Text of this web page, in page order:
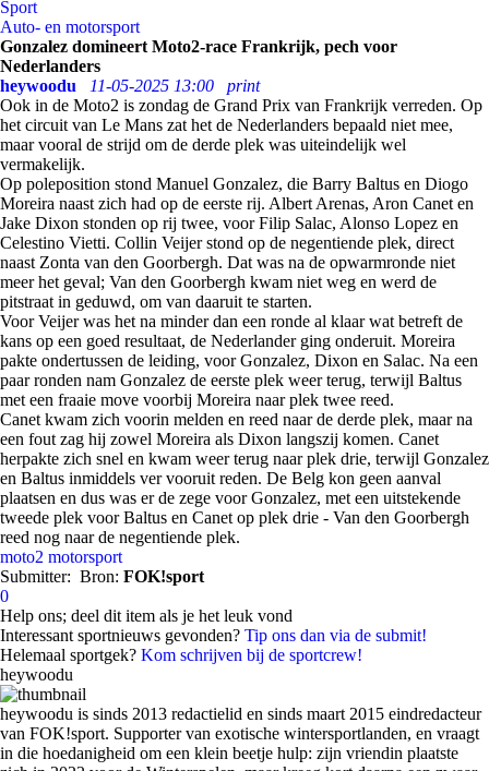
Sport
Auto- en motorsport
Gonzalez domineert Moto2-race Frankrijk, pech voor
Nederlanders
heywoodu
11-05-2025 13:00
print
Ook in de Moto2 is zondag de Grand Prix van Frankrijk verreden. Op
het circuit van Le Mans zat het de Nederlanders bepaald niet mee,
maar vooral de strijd om de derde plek was uiteindelijk wel
vermakelijk.
Op poleposition stond Manuel Gonzalez, die Barry Baltus en Diogo
Moreira naast zich had op de eerste rij. Albert Arenas, Aron Canet en
Jake Dixon stonden op rij twee, voor Filip Salac, Alonso Lopez en
Celestino Vietti. Collin Veijer stond op de negentiende plek, direct
naast Zonta van den Goorbergh. Dat was na de opwarmronde niet
meer het geval; Van den Goorbergh kwam niet weg en werd de
pitstraat in geduwd, om van daaruit te starten.
Voor Veijer was het na minder dan een ronde al klaar wat betreft de
kans op een goed resultaat, de Nederlander ging onderuit. Moreira
pakte ondertussen de leiding, voor Gonzalez, Dixon en Salac. Na een
paar ronden nam Gonzalez de eerste plek weer terug, terwijl Baltus
met een fraaie move voorbij Moreira naar plek twee reed.
Canet kwam zich voorin melden en reed naar de derde plek, maar na
een fout zag hij zowel Moreira als Dixon langszij komen. Canet
herpakte zich snel en kwam weer terug naar plek drie, terwijl Gonzalez
en Baltus inmiddels ver vooruit reden. De Belg kon geen aanval
plaatsen en dus was er de zege voor Gonzalez, met een uitstekende
tweede plek voor Baltus en Canet op plek drie - Van den Goorbergh
reed nog naar de negentiende plek.
moto2 motorsport
Submitter: Bron: FOK!sport
0
Help ons; deel dit item als je het leuk vond
Interessant sportnieuws gevonden? Tip ons dan via de submit!
Helemaal sportgek? Kom schrijven bij de sportcrew!
heywoodu
heywoodu is sinds 2013 redactielid en sinds maart 2015 eindredacteur
van FOK!sport. Supporter van exotische wintersportlanden, en vraagt
in die hoedanigheid om een klein beetje hulp: zijn vriendin plaatste